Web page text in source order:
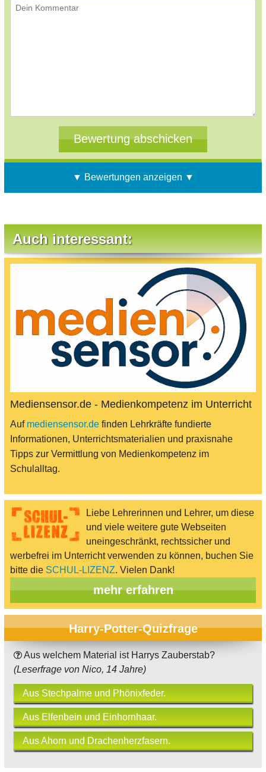
▼ Bewertungen anzeigen ▼
Auch interessant:
Mediensensor.de - Medienkompetenz im Unterricht
Auf mediensensor.de finden Lehrkräfte fundierte
Informationen, Unterrichtsmaterialien und praxisnahe
Tipps zur Vermittlung von Medienkompetenz im
Schulalltag.
Liebe Lehrerinnen und Lehrer, um diese
und viele weitere gute Webseiten
uneingeschränkt, rechtssicher und
werbefrei im Unterricht verwenden zu können, buchen Sie
bitte die SCHUL-LIZENZ. Vielen Dank!
mehr erfahren
Harry-Potter-Quizfrage
Aus welchem Material ist Harrys Zauberstab?
(Leserfrage von Nico, 14 Jahre)
Aus Stechpalme und Phönixfeder.
Aus Elfenbein und Einhornhaar.
Aus Ahorn und Drachenherzfasern.